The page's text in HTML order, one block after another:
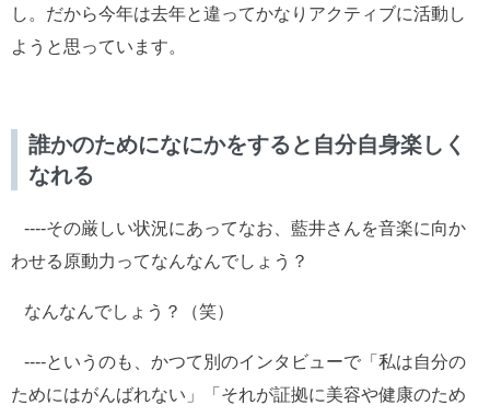
し。だから今年は去年と違ってかなりアクティブに活動し
ようと思っています。
誰かのためになにかをすると自分自身楽しく
なれる
----その厳しい状況にあってなお、藍井さんを音楽に向か
わせる原動力ってなんなんでしょう？
なんなんでしょう？（笑）
----というのも、かつて別のインタビューで「私は自分の
ためにはがんばれない」「それが証拠に美容や健康のため